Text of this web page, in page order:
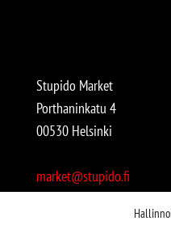
Stupido Market
Porthaninkatu 4
00530 Helsinki
market@stupido.fi